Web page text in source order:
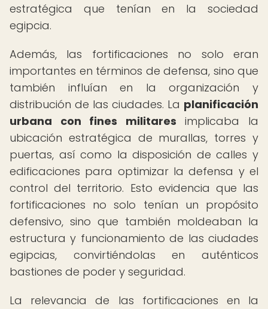
estratégica que tenían en la sociedad
egipcia.
Además, las fortificaciones no solo eran
importantes en términos de defensa, sino que
también influían en la organización y
distribución de las ciudades. La planificación
urbana con fines militares implicaba la
ubicación estratégica de murallas, torres y
puertas, así como la disposición de calles y
edificaciones para optimizar la defensa y el
control del territorio. Esto evidencia que las
fortificaciones no solo tenían un propósito
defensivo, sino que también moldeaban la
estructura y funcionamiento de las ciudades
egipcias, convirtiéndolas en auténticos
bastiones de poder y seguridad.
La relevancia de las fortificaciones en la